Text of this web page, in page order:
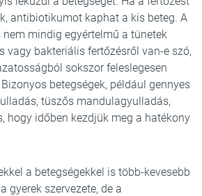
antibiotikumot kaphat a kis beteg. A
mindig egyértelmű a tünetek
vagy bakteriális fertőzésről van-e szó,
sokszor feleslegesen
betegségek, például gennyes
tüszős mandulagyulladás,
hogy időben kezdjük meg a hatékony
a betegségekkel is több-kevesebb
gyerek szervezete, de a